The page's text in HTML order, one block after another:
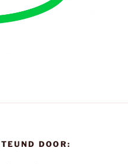
DOOR: